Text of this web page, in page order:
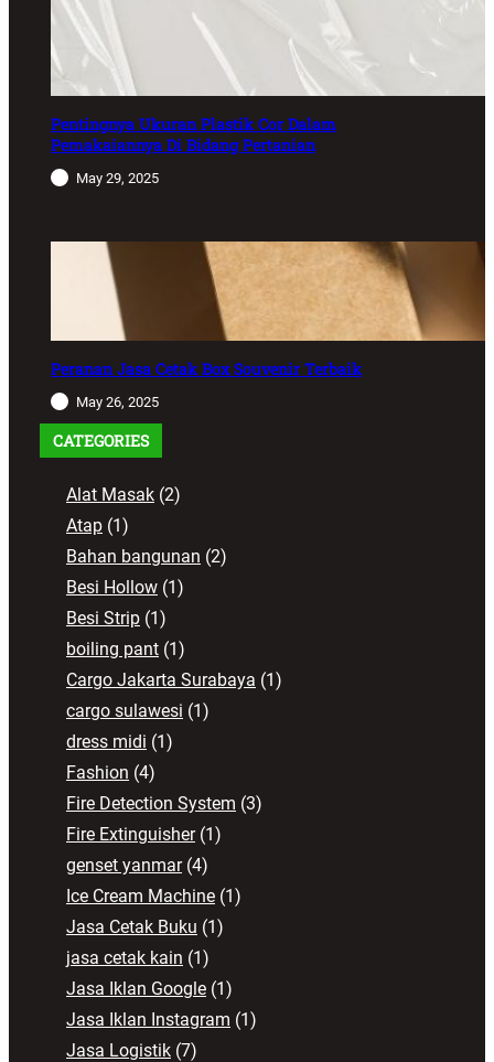
Pentingnya Ukuran Plastik Cor Dalam
Pemakaiannya Di Bidang Pertanian
May 29, 2025
Peranan Jasa Cetak Box Souvenir Terbaik
May 26, 2025
CATEGORIES
Alat Masak (2)
Atap (1)
Bahan bangunan (2)
Besi Hollow (1)
Besi Strip (1)
boiling pant (1)
Cargo Jakarta Surabaya (1)
cargo sulawesi (1)
dress midi (1)
Fashion (4)
Fire Detection System (3)
Fire Extinguisher(1)
genset yanmar(4)
Ice Cream Machine (1)
Jasa Cetak Buku (1)
jasa cetak kain (1)
Jasa Iklan Google (1)
Jasa Iklan Instagram (1)
Jasa Logistik (7)